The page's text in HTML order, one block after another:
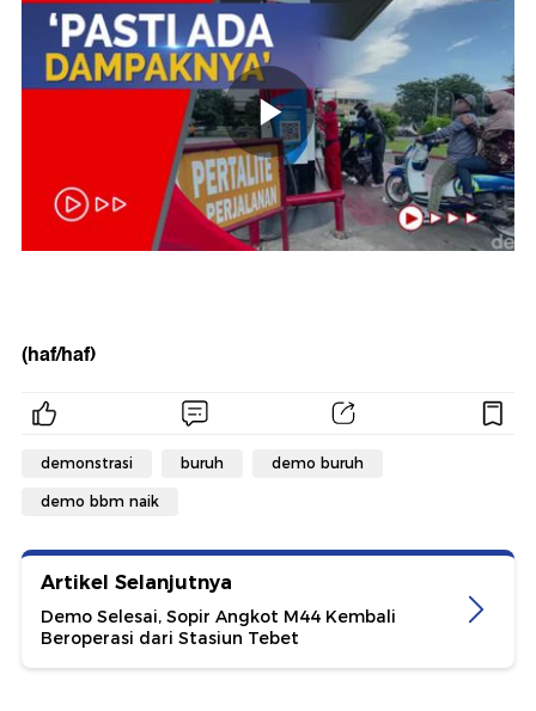
(haf/haf)
demonstrasi buruh demo buruh
demo bbm naik
Artikel Selanjutnya
Demo Selesai, Sopir Angkot M44 Kembali
Beroperasi dari Stasiun Tebet